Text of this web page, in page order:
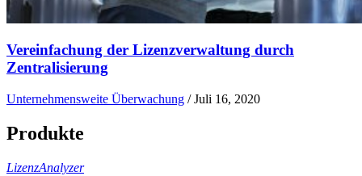
Vereinfachung der Lizenzverwaltung durch
Zentralisierung
Unternehmensweite Überwachung /Juli 16, 2020
Produkte
LizenzAnalyzer